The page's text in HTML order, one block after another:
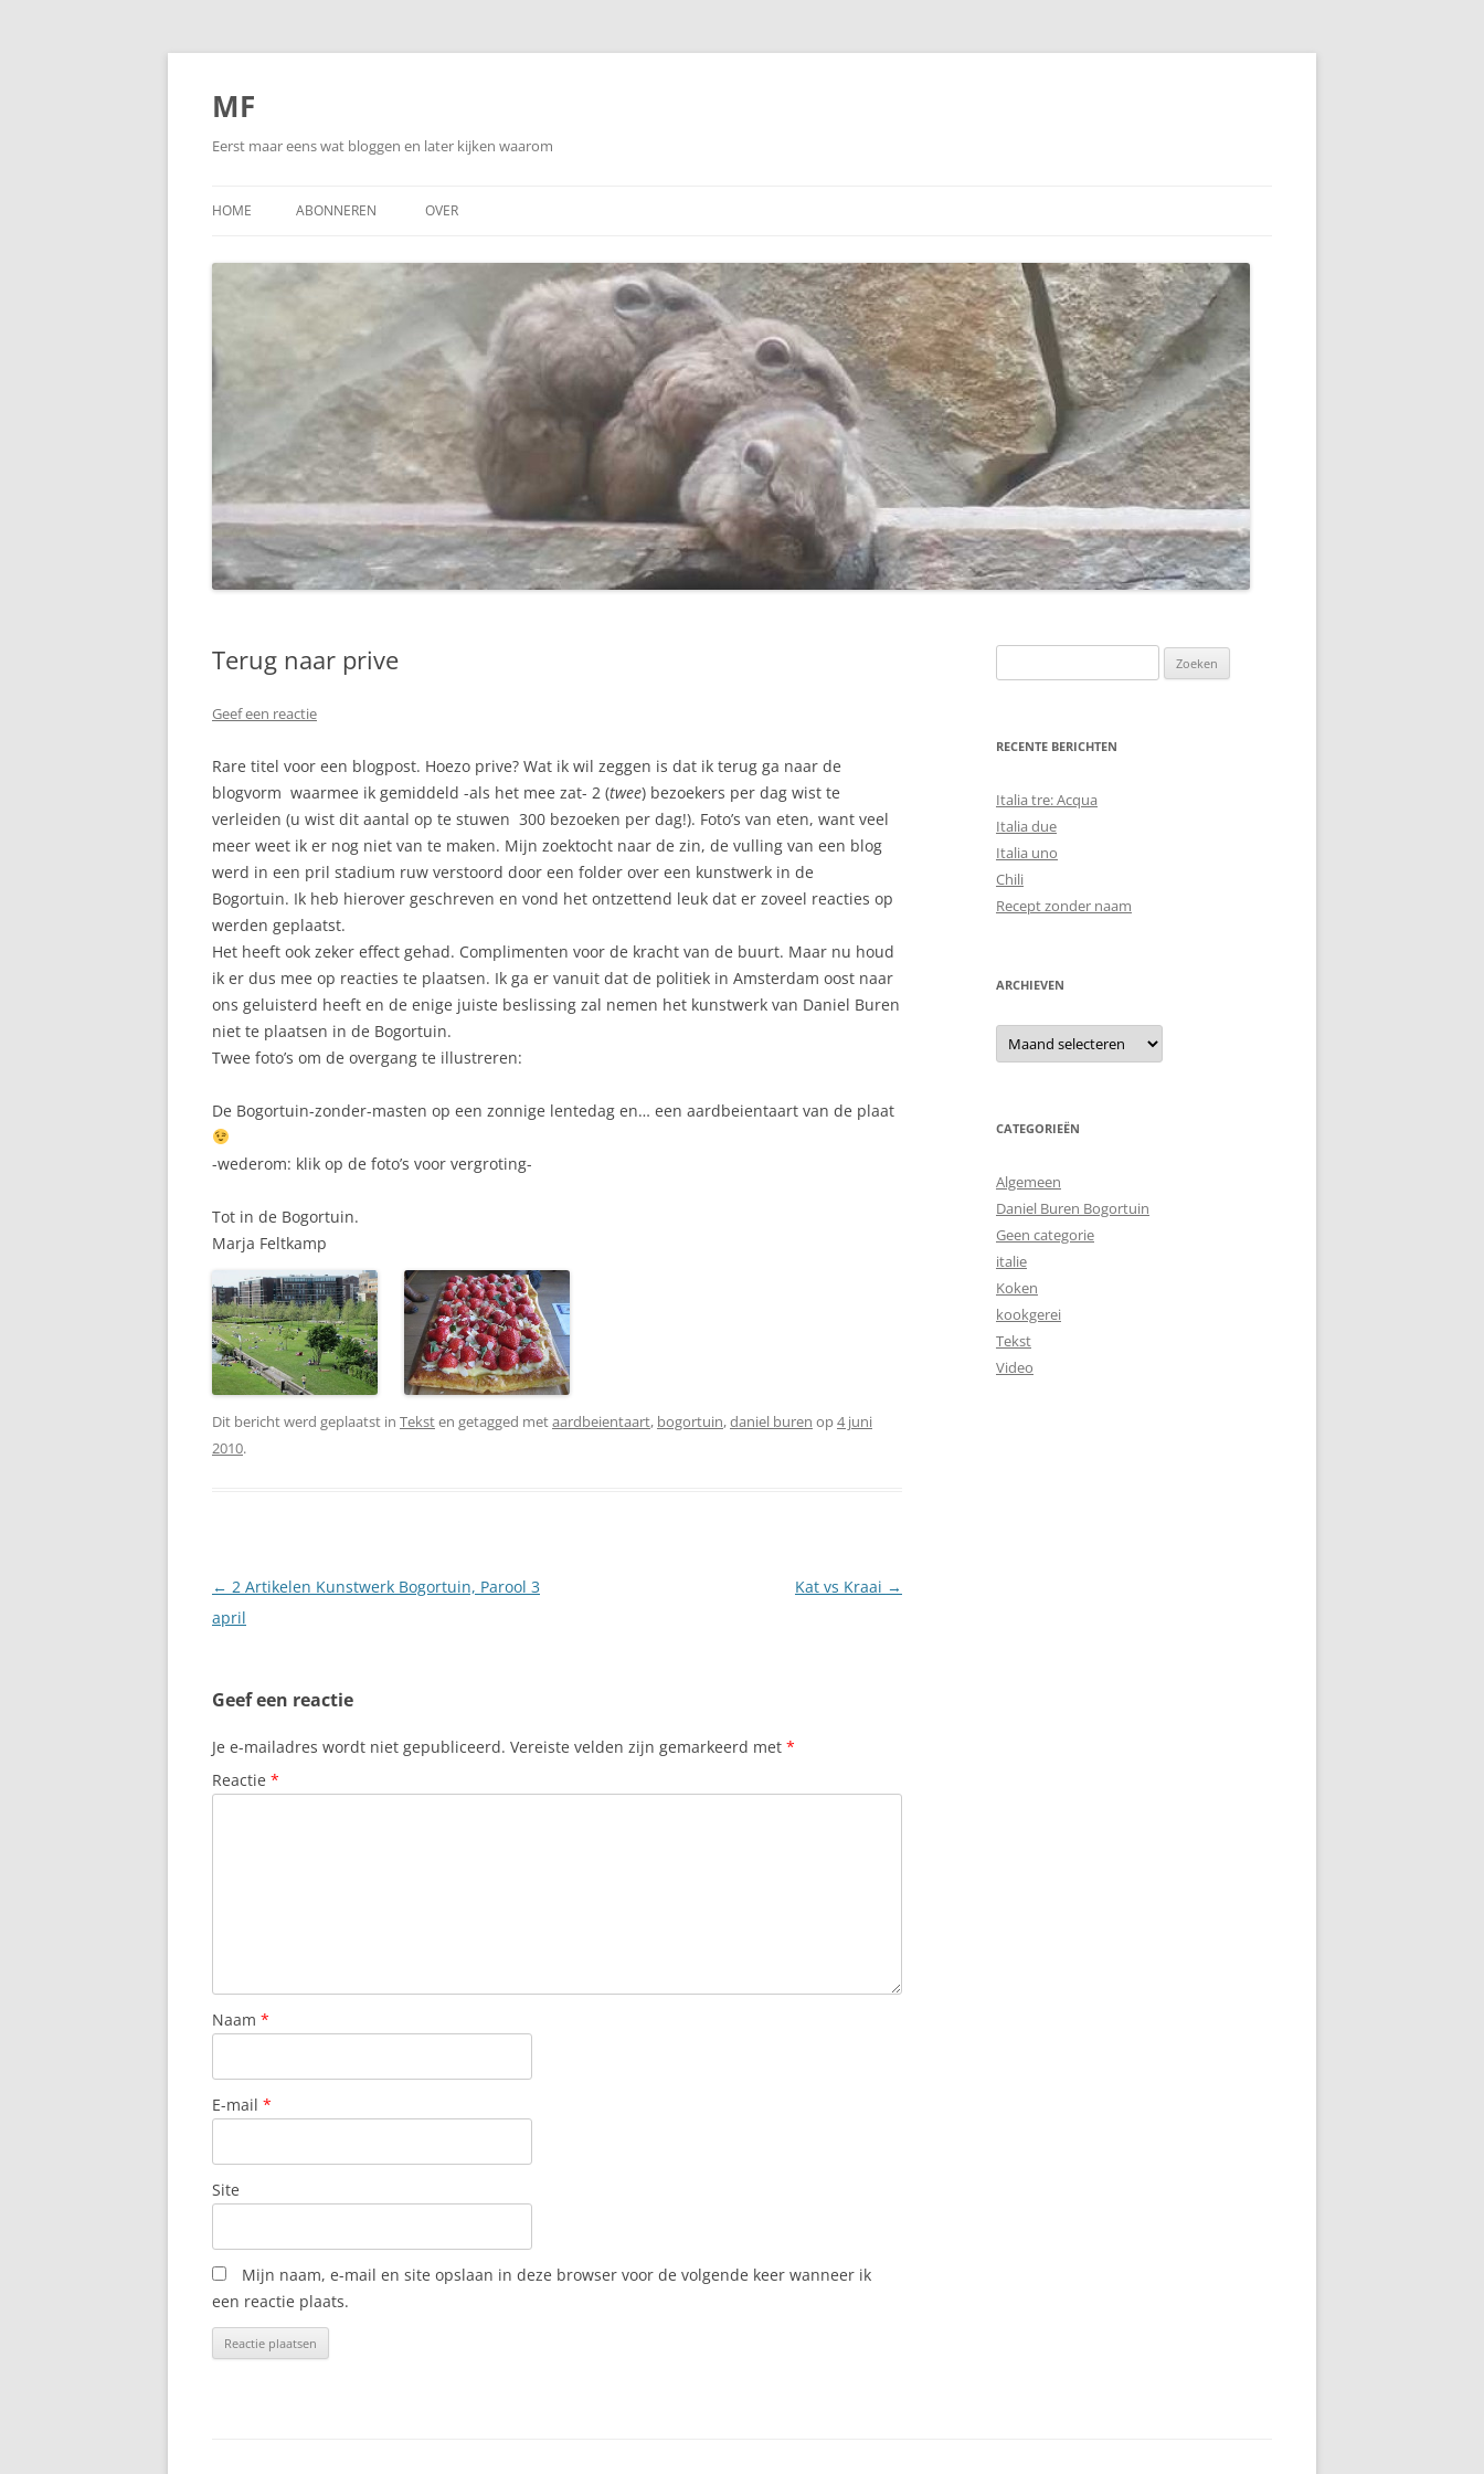
Ga
inhoud
MF
Eerst maar eens wat bloggen en later kijken waarom
HOME ABONNEREN OVER
Terug naar prive
Geef een reactie
Rare titel voor een blogpost. Hoezo prive? Wat ik wil zeggen is dat ik terug ga naar de
blogvorm waarmee ik gemiddeld -als het mee zat- 2 (twee) bezoekers per dag wist te
verleiden (u wist dit aantal op te stuwen 300 bezoeken per dag!). Foto’s van eten, want veel
meer weet ik er nog niet van te maken. Mijn zoektocht naar de zin, de vulling van een blog
werd in een pril stadium ruw verstoord door een folder over een kunstwerk in de
Bogortuin. Ik heb hierover geschreven en vond het ontzettend leuk dat er zoveel reacties op
werden geplaatst.
Het heeft ook zeker effect gehad. Complimenten voor de kracht van de buurt. Maar nu houd
ik er dus mee op reacties te plaatsen. Ik ga er vanuit dat de politiek in Amsterdam oost naar
ons geluisterd heeft en de enige juiste beslissing zal nemen het kunstwerk van Daniel Buren
niet te plaatsen in de Bogortuin.
Twee foto’s om de overgang te illustreren:
De Bogortuin-zonder-masten op een zonnige lentedag en… een aardbeientaart van de plaat
-wederom: klik op de foto’s voor vergroting-
Tot in de Bogortuin.
Marja Feltkamp
Dit bericht werd geplaatst in Teksten getagged metaardbeientaart, bogortuin,daniel buren op4 juni
2010.
Berichtnavigatie
← 2 Artikelen Kunstwerk Bogortuin, Parool 3
april
Kat vs Kraai →
Geef een reactie
Je e-mailadres wordt niet gepubliceerd. Vereiste velden zijn gemarkeerd met *
Reactie *
Naam *
E-mail *
Site
Mijn naam, e-mail en site opslaan in deze browser voor de volgende keer wanneer ik
een reactie plaats.
naar:
RECENTE BERICHTEN
Italia tre: Acqua
Italia due
Italia uno
Chili
Recept zonder naam
ARCHIEVEN
Archieven
CATEGORIEËN
Algemeen
Daniel Buren Bogortuin
Geen categorie
italie
Koken
kookgerei
Tekst
Video